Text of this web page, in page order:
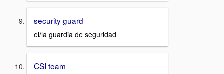
security guard
el/la guardia de seguridad
CSI team